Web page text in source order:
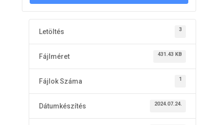
Letöltés 3
Fájlméret 431.43 KB
Fájlok Száma 1
Dátumkészítés 2024.07.24.